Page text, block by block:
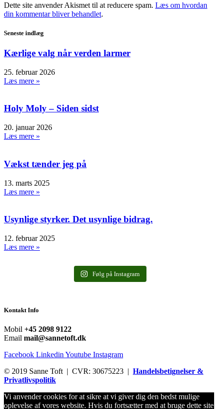
Dette site anvender Akismet til at reducere spam. Læs om hvordan
din kommentar bliver behandlet.
Seneste indlæg
Kærlige valg når verden larmer
25. februar 2026
Læs mere »
Holy Moly – Siden sidst
20. januar 2026
Læs mere »
Vækst tænder jeg på
13. marts 2025
Læs mere »
Usynlige styrker. Det usynlige bidrag.
12. februar 2025
Læs mere »
Følg på Instagram
Kontakt Info
Mobil +45 2098 9122
Email mail@sannetoft.dk
Facebook LinkedinYoutube Instagram
© 2019 Sanne Toft | CVR: 30675223 | Handelsbetignelser &
Privatlivspolitik
Vi anvender cookies for at sikre at vi giver dig den bedst mulige
oplevelse af vores website. Hvis du fortsætter med at bruge dette site